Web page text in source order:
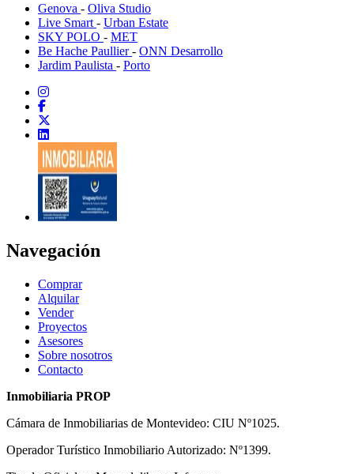
Genova - Oliva Studio
Live Smart - Urban Estate
SKY POLO - MET
Be Hache Paullier- ONN Desarrollo
Jardim Paulista - Porto
Navegación
Comprar
Alquilar
Vender
Proyectos
Asesores
Sobre nosotros
Contacto
Inmobiliaria PROP
Cámara de Inmobiliarias de Montevideo: CIU Nº1025.
Operador Turístico Inmobiliario Autorizado: Nº1399.